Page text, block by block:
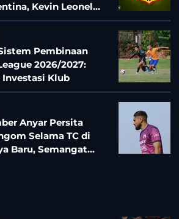
Leonel
Pembinaan
2026/2027:
Investasi Klub
Anyar Persita
Selama TC di
Baru, Semangat